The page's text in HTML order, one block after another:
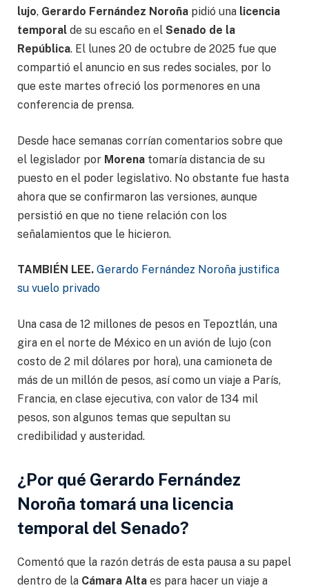
lujo, Gerardo Fernández Noroña pidió una licencia
temporal de su escaño en el Senado de la
República. El lunes 20 de octubre de 2025 fue que
compartió el anuncio en sus redes sociales, por lo
que este martes ofreció los pormenores en una
conferencia de prensa.
Desde hace semanas corrían comentarios sobre que
el legislador por Morena tomaría distancia de su
puesto en el poder legislativo. No obstante fue hasta
ahora que se confirmaron las versiones, aunque
persistió en que no tiene relación con los
señalamientos que le hicieron.
TAMBIÉN LEE. Gerardo Fernández Noroña justifica
su vuelo privado
Una casa de 12 millones de pesos en Tepoztlán, una
gira en el norte de México en un avión de lujo (con
costo de 2 mil dólares por hora), una camioneta de
más de un millón de pesos, así como un viaje a París,
Francia, en clase ejecutiva, con valor de 134 mil
pesos, son algunos temas que sepultan su
credibilidad y austeridad.
¿Por qué Gerardo Fernández
Noroña tomará una licencia
temporal del Senado?
Comentó que la razón detrás de esta pausa a su papel
dentro de la Cámara Alta es para hacer un viaje a